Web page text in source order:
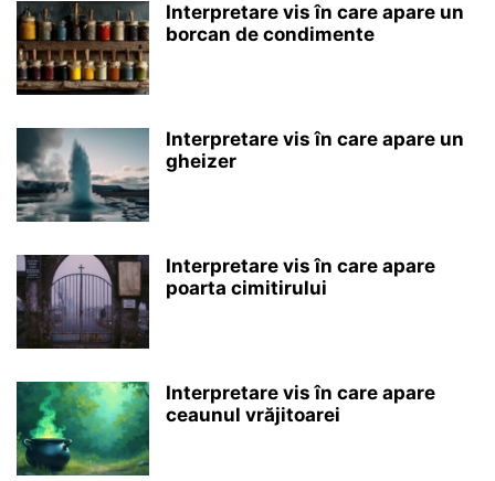
Interpretare vis în care apare un
borcan de condimente
Interpretare vis în care apare un
gheizer
Interpretare vis în care apare
poarta cimitirului
Interpretare vis în care apare
ceaunul vrăjitoarei